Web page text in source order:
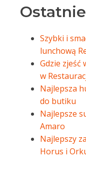
Szybki i
lunchową
Gdzie zjeść
w
Najlepsza
do butiku
Najlepsze
Amaro
Najlepszy
Horus i